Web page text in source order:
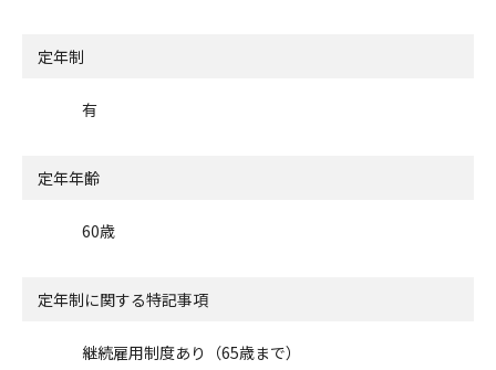
定年制
有
定年年齢
60歳
定年制に関する特記事項
継続雇用制度あり（65歳まで）